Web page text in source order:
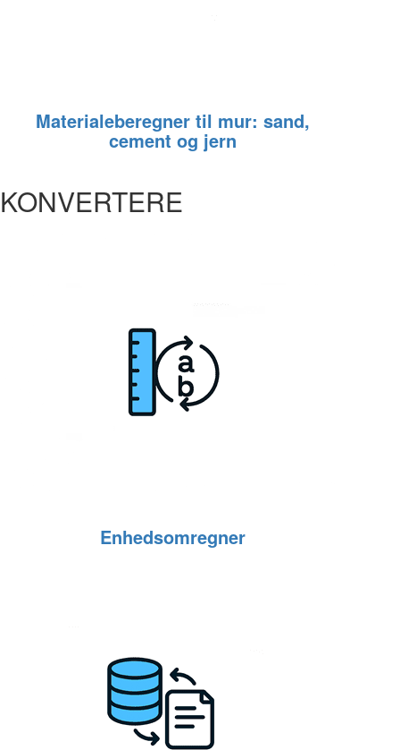
Materialeberegner til mur: sand,
cement og jern
KONVERTERE
Enhedsomregner